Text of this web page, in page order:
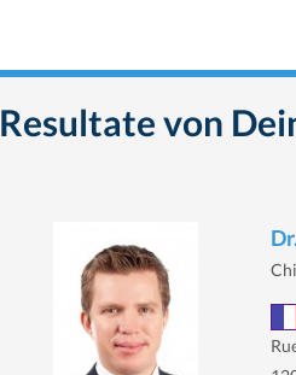
Resultate von